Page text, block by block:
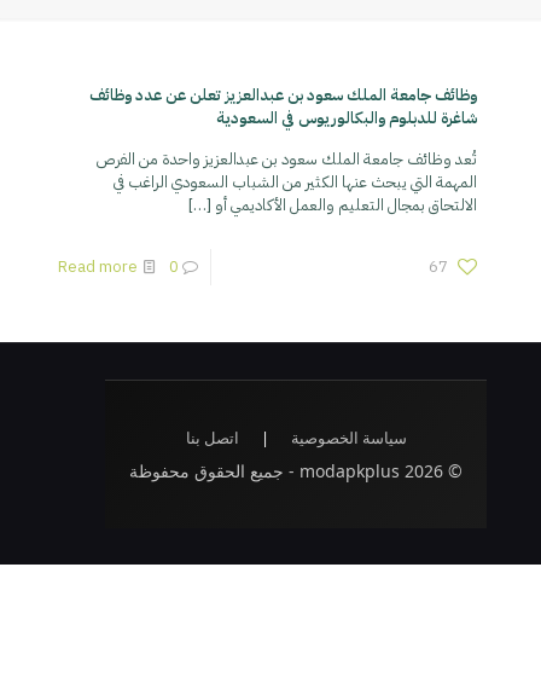
وظائف جامعة الملك سعود بن عبدالعزيز تعلن عن عدد وظائف
شاغرة للدبلوم والبكالوريوس في السعودية
تُعد وظائف جامعة الملك سعود بن عبدالعزيز واحدة من الفرص
المهمة التي يبحث عنها الكثير من الشباب السعودي الراغب في
الالتحاق بمجال التعليم والعمل الأكاديمي أو […]
67
0
Read more
سياسة الخصوصية | اتصل بنا
© 2026 modapkplus - جميع الحقوق محفوظة